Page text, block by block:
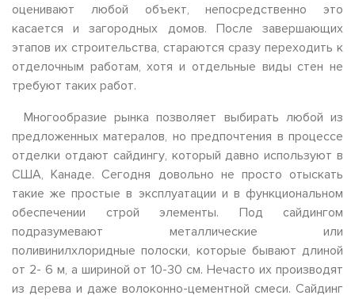
оценивают любой объект, непосредственно это
касается и загородных домов. После завершающих
этапов их строительства, стараются сразу переходить к
отделочным работам, хотя и отдельные виды стен не
требуют таких работ.
Многообразие рынка позволяет выбирать любой из
предложенных матералов, но предпочтения в процессе
отделки отдают сайдингу, который давно используют в
США, Канаде. Сегодня довольно не просто отыскать
такие же простые в эксплуатации и в функциональном
обеспечении строй элементы. Под сайдингом
подразумевают металлические или
поливинилхлоридные полоски, которые бывают длиной
от 2- 6 м, а шириной от 10-30 см. Нечасто их производят
из дерева и даже волоконно-цементной смеси. Сайдинг